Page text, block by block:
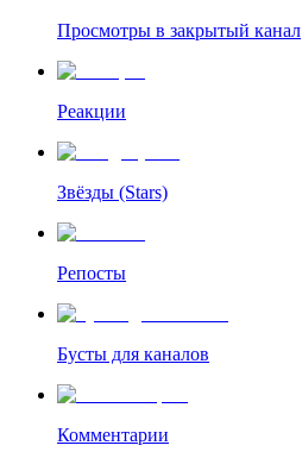
Просмотры в закрытый канал
Реакции
Звёзды (Stars)
Репосты
Бусты для каналов
Комментарии